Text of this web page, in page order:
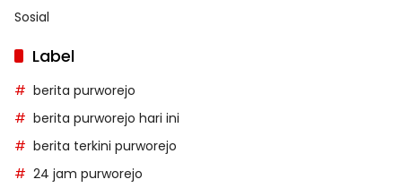
Sosial
Label
berita purworejo
berita purworejo hari ini
berita terkini purworejo
24 jam purworejo